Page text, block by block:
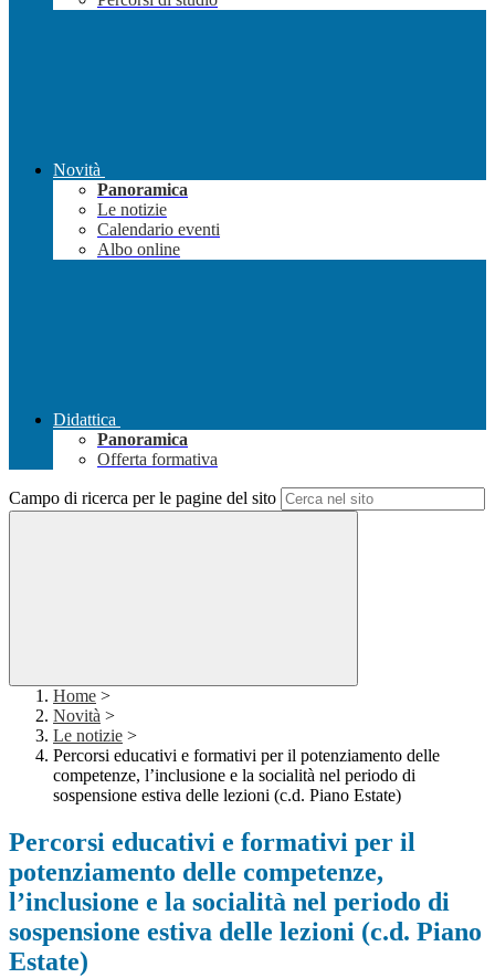
Novità
Panoramica
Le notizie
Calendario eventi
Albo online
Didattica
Panoramica
Offerta formativa
Campo di ricerca per le pagine del sito
Home >
Novità >
Le notizie >
Percorsi educativi e formativi per il potenziamento delle
competenze, l’inclusione e la socialità nel periodo di
sospensione estiva delle lezioni (c.d. Piano Estate)
Percorsi educativi e formativi per il
potenziamento delle competenze,
l’inclusione e la socialità nel periodo di
sospensione estiva delle lezioni (c.d. Piano
Estate)